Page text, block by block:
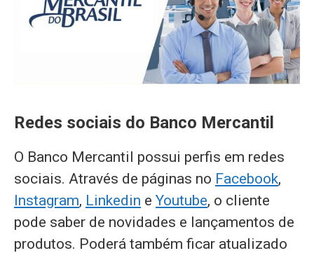
Redes sociais do Banco Mercantil
O Banco Mercantil possui perfis em redes
sociais. Através de páginas no Facebook,
Instagram, Linkedin e Youtube, o cliente
pode saber de novidades e lançamentos de
produtos. Poderá também ficar atualizado